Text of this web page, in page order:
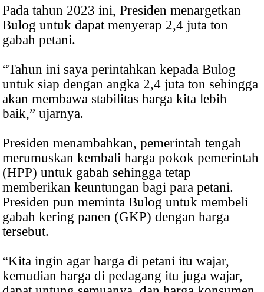
Pada tahun 2023 ini, Presiden menargetkan
Bulog untuk dapat menyerap 2,4 juta ton
gabah petani.
“Tahun ini saya perintahkan kepada Bulog
untuk siap dengan angka 2,4 juta ton sehingga
akan membawa stabilitas harga kita lebih
baik,” ujarnya.
Presiden menambahkan, pemerintah tengah
merumuskan kembali harga pokok pemerintah
(HPP) untuk gabah sehingga tetap
memberikan keuntungan bagi para petani.
Presiden pun meminta Bulog untuk membeli
gabah kering panen (GKP) dengan harga
tersebut.
“Kita ingin agar harga di petani itu wajar,
kemudian harga di pedagang itu juga wajar,